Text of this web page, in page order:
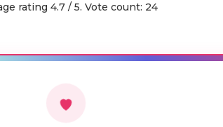
rating 4.7/ 5. Vote count: 24